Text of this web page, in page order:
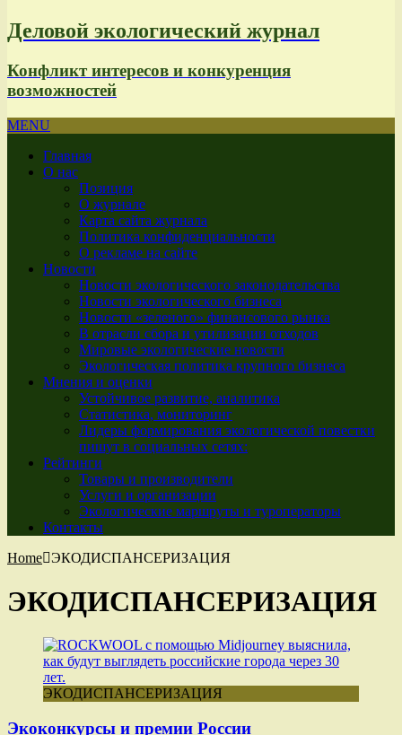
Деловой экологический журнал
Конфликт интересов и конкуренция
возможностей
MENU
Главная
О нас
Позиция
О журнале
Карта сайта журнала
Политика конфиденциальности
О рекламе на сайте
Новости
Новости экологического законодательства
Новости экологического бизнеса
Новости «зеленого» финансового рынка
В отрасли сбора и утилизации отходов
Мировые экологические новости
Экологическая политика крупного бизнеса
Мнения и оценки
Устойчивое развитие, аналитика
Статистика, мониторинг
Лидеры формирования экологической повестки
пишут в социальных сетях:
Рейтинги
Товары и производители
Услуги и организации
Экологические маршруты и туроператоры
Контакты
Home
ЭКОДИСПАНСЕРИЗАЦИЯ
ЭКОДИСПАНСЕРИЗАЦИЯ
ЭКОДИСПАНСЕРИЗАЦИЯ
Экоконкурсы и премии России